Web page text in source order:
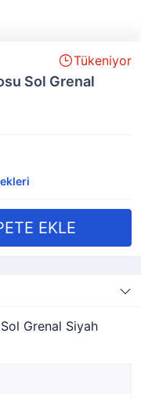
Tükeniyor
Sol Grenal
Grenal Siyah